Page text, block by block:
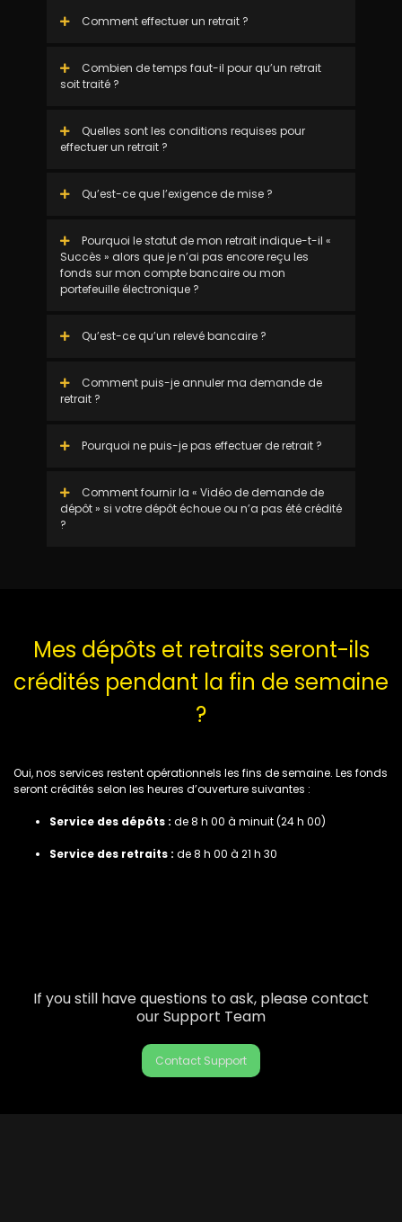
Comment effectuer un retrait ?
Combien de temps faut-il pour qu’un retrait
soit traité ?
Quelles sont les conditions requises pour
effectuer un retrait ?
Qu’est-ce que l’exigence de mise ?
Pourquoi le statut de mon retrait indique-t-il «
Succès » alors que je n’ai pas encore reçu les
fonds sur mon compte bancaire ou mon
portefeuille électronique ?
Qu’est-ce qu’un relevé bancaire ?
Comment puis-je annuler ma demande de
retrait ?
Pourquoi ne puis-je pas effectuer de retrait ?
Comment fournir la « Vidéo de demande de
dépôt » si votre dépôt échoue ou n’a pas été crédité
?
Mes dépôts et retraits seront-ils
crédités pendant la fin de semaine
?
Oui, nos services restent opérationnels les fins de semaine. Les fonds
seront crédités selon les heures d’ouverture suivantes :
Service des dépôts : de 8 h 00 à minuit (24 h 00)
Service des retraits : de 8 h 00 à 21 h 30
If you still have questions to ask, please contact
our Support Team
Contact Support